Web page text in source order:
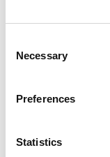
Selection
Necessary
Preferences
Statistics
peper en zout
2 laurierbladen
Bereiding